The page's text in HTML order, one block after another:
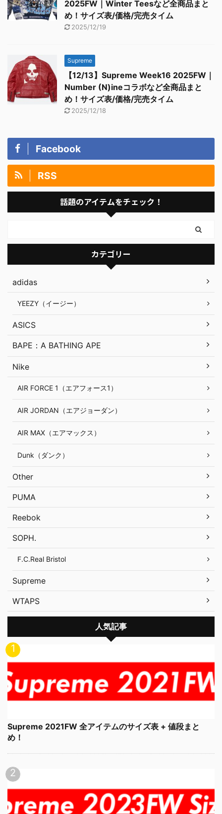
2025FW｜Winter Teesなど全商品まと
め！サイズ表/価格/完売タイム
2025/12/19
Supreme
【12/13】Supreme Week16 2025FW｜
Number (N)ineコラボなど全商品まと
め！サイズ表/価格/完売タイム
2025/12/18
Facebook
RSS
話題のアイテムをチェック！
カテゴリー
adidas
YEEZY（イージー）
ASICS
BAPE：A BATHING APE
Nike
AIR FORCE 1（エアフォース1）
AIR JORDAN（エアジョーダン）
AIR MAX（エアマックス）
Dunk（ダンク）
Other
PUMA
Reebok
SOPH.
F.C.Real Bristol
Supreme
WTAPS
人気記事
Supreme 2021FW 全アイテムのサイズ表 + 値段まと
め！